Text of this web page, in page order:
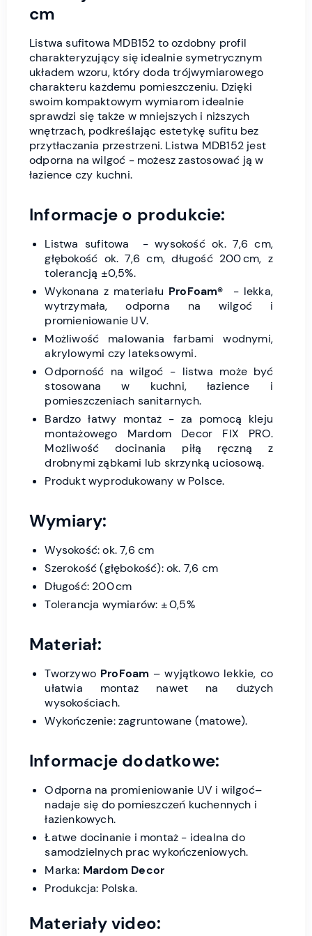
cm
Listwa sufitowa MDB152 to ozdobny profil
charakteryzujący się idealnie symetrycznym
układem wzoru, który doda trójwymiarowego
charakteru każdemu pomieszczeniu. Dzięki
swoim kompaktowym wymiarom idealnie
sprawdzi się także w mniejszych i niższych
wnętrzach, podkreślając estetykę sufitu bez
przytłaczania przestrzeni. Listwa MDB152 jest
odporna na wilgoć - możesz zastosować ją w
łazience czy kuchni.
Informacje o produkcie:
Listwa sufitowa - wysokość ok. 7,6 cm,
głębokość ok. 7,6 cm, długość 200 cm, z
tolerancją ±0,5%.
Wykonana z materiału ProFoam® - lekka,
wytrzymała, odporna na wilgoć i
promieniowanie UV.
Możliwość malowania farbami wodnymi,
akrylowymi czy lateksowymi.
Odporność na wilgoć - listwa może być
stosowana w kuchni, łazience i
pomieszczeniach sanitarnych.
Bardzo łatwy montaż - za pomocą kleju
montażowego Mardom Decor FIX PRO.
Możliwość docinania piłą ręczną z
drobnymi ząbkami lub skrzynką uciosową.
Produkt wyprodukowany w Polsce.
Wymiary:
Wysokość: ok. 7,6 cm
Szerokość (głębokość): ok. 7,6 cm
Długość: 200 cm
Tolerancja wymiarów: ± 0,5%
Materiał:
Tworzywo ProFoam – wyjątkowo lekkie, co
ułatwia montaż nawet na dużych
wysokościach.
Wykończenie: zagruntowane (matowe).
Informacje dodatkowe:
Odporna na promieniowanie UV i wilgoć–
nadaje się do pomieszczeń kuchennych i
łazienkowych.
Łatwe docinanie i montaż - idealna do
samodzielnych prac wykończeniowych.
Marka: Mardom Decor
Produkcja: Polska.
Materiały video: